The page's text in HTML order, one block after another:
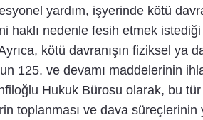
yardım, işyerinde kötü
haklı nedenle fesih etmek
kötü davranışın fiziksel
125. ve devamı maddelerinin
Hukuk Bürosu olarak, bu
toplanması ve dava